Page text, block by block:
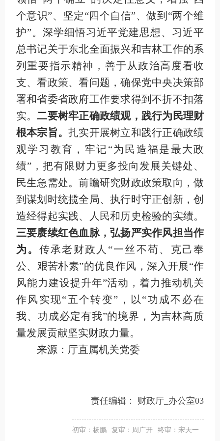
个意识”、坚定“四个自信”、做到“两个维
护”。深学细悟习近平党建思想、习近平
总书记关于东北全面振兴和吉林工作的系
列重要指示精神，善于从政治高度看收
支、看政策、看问题，确保党中央决策部
署和省委省政府工作要求得到不折不扣落
实。二要树牢正确政绩观，践行为民理财
根本宗旨。扎实开展树立和践行正确政绩
观学习教育，牢记“为民造福是最大政
绩”，把有限财力更多投向发展关键处、
民生急需处。前瞻研究财政政策取向，做
到谋划时统揽全局、执行时守正创新，创
造经得起实践、人民和历史检验的实绩。
三要赓续红色血脉，弘扬严实作风担当作
为。 传承老财政人“一丝不苟、克己奉
公、艰苦朴素”的优良作风，深入开展“作
风能力建设提升年”活动，着力推动机关
作风实现“五个转变”，以“功成不必在
我、功成必定有我”的境界，为吉林高质
量发展贡献坚实财政力量。
来源：厅直属机关党委
责任编辑： 财政厅_办公室03
初审：杨鹏 复审：周广开 终审：宋天一